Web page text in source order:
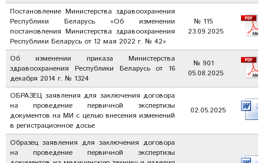
Постановление Министерства здравоохранения
Республики Беларусь «Об изменении
постановления Министерства здравоохранения
Республики Беларусь от 12 мая 2022 г. № 42»
№ 115
23.09.2025
Об изменении приказа Министерства
здравоохранения Республики Беларусь от 16
декабря 2014 г. № 1324
№ 901
05.08.2025
ОБРАЗЕЦ заявления для заключения договора
на проведение первичной экспертизы
документов на МИ с целью внесения изменений
в регистрационное досье
02.05.2025
Образец заявления для заключения договора
на проведение первичной экспертизы